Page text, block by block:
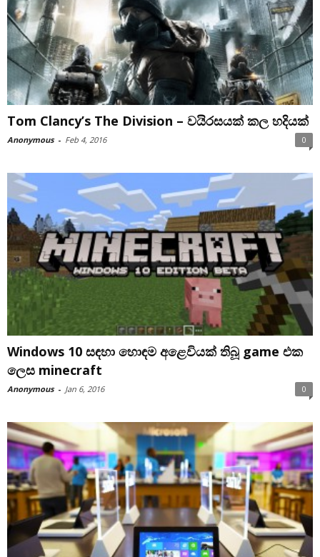
Tom Clancy’s The Division – වයිරසයක් කල හදියක්
Anonymous - Feb 4, 2016 0
Windows 10 සඳහා හොඳම අළෙවියක් තිබූ game එක
ලෙස minecraft
Anonymous - Jan 6, 2016 0